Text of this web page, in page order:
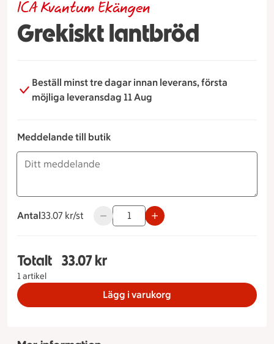
Grekiskt lantbröd
ICA Kvantum Ekängen
Beställ minst tre dagar innan leverans, första
möjliga leveransdag 11 Aug
Meddelande till butik
Antal
33.07 kronor styck
33.07 kr/st Använd knapparna för att minska eller
Totalt
1 artikel
Totalt 1 stycken Grekiskt lantbröd, 33.07 kronor
33.07 kr
Lägg i varukorg